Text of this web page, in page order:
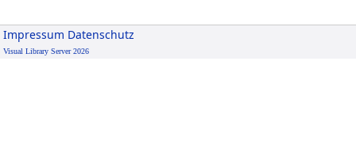
Impressum Datenschutz
Visual Library Server 2026